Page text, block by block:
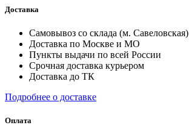
Доставка
Самовывоз со склада (м. Савеловская)
Доставка по Москве и МО
Пункты выдачи по всей России
Срочная доставка курьером
Доставка до ТК
Подробнее о доставке
Оплата